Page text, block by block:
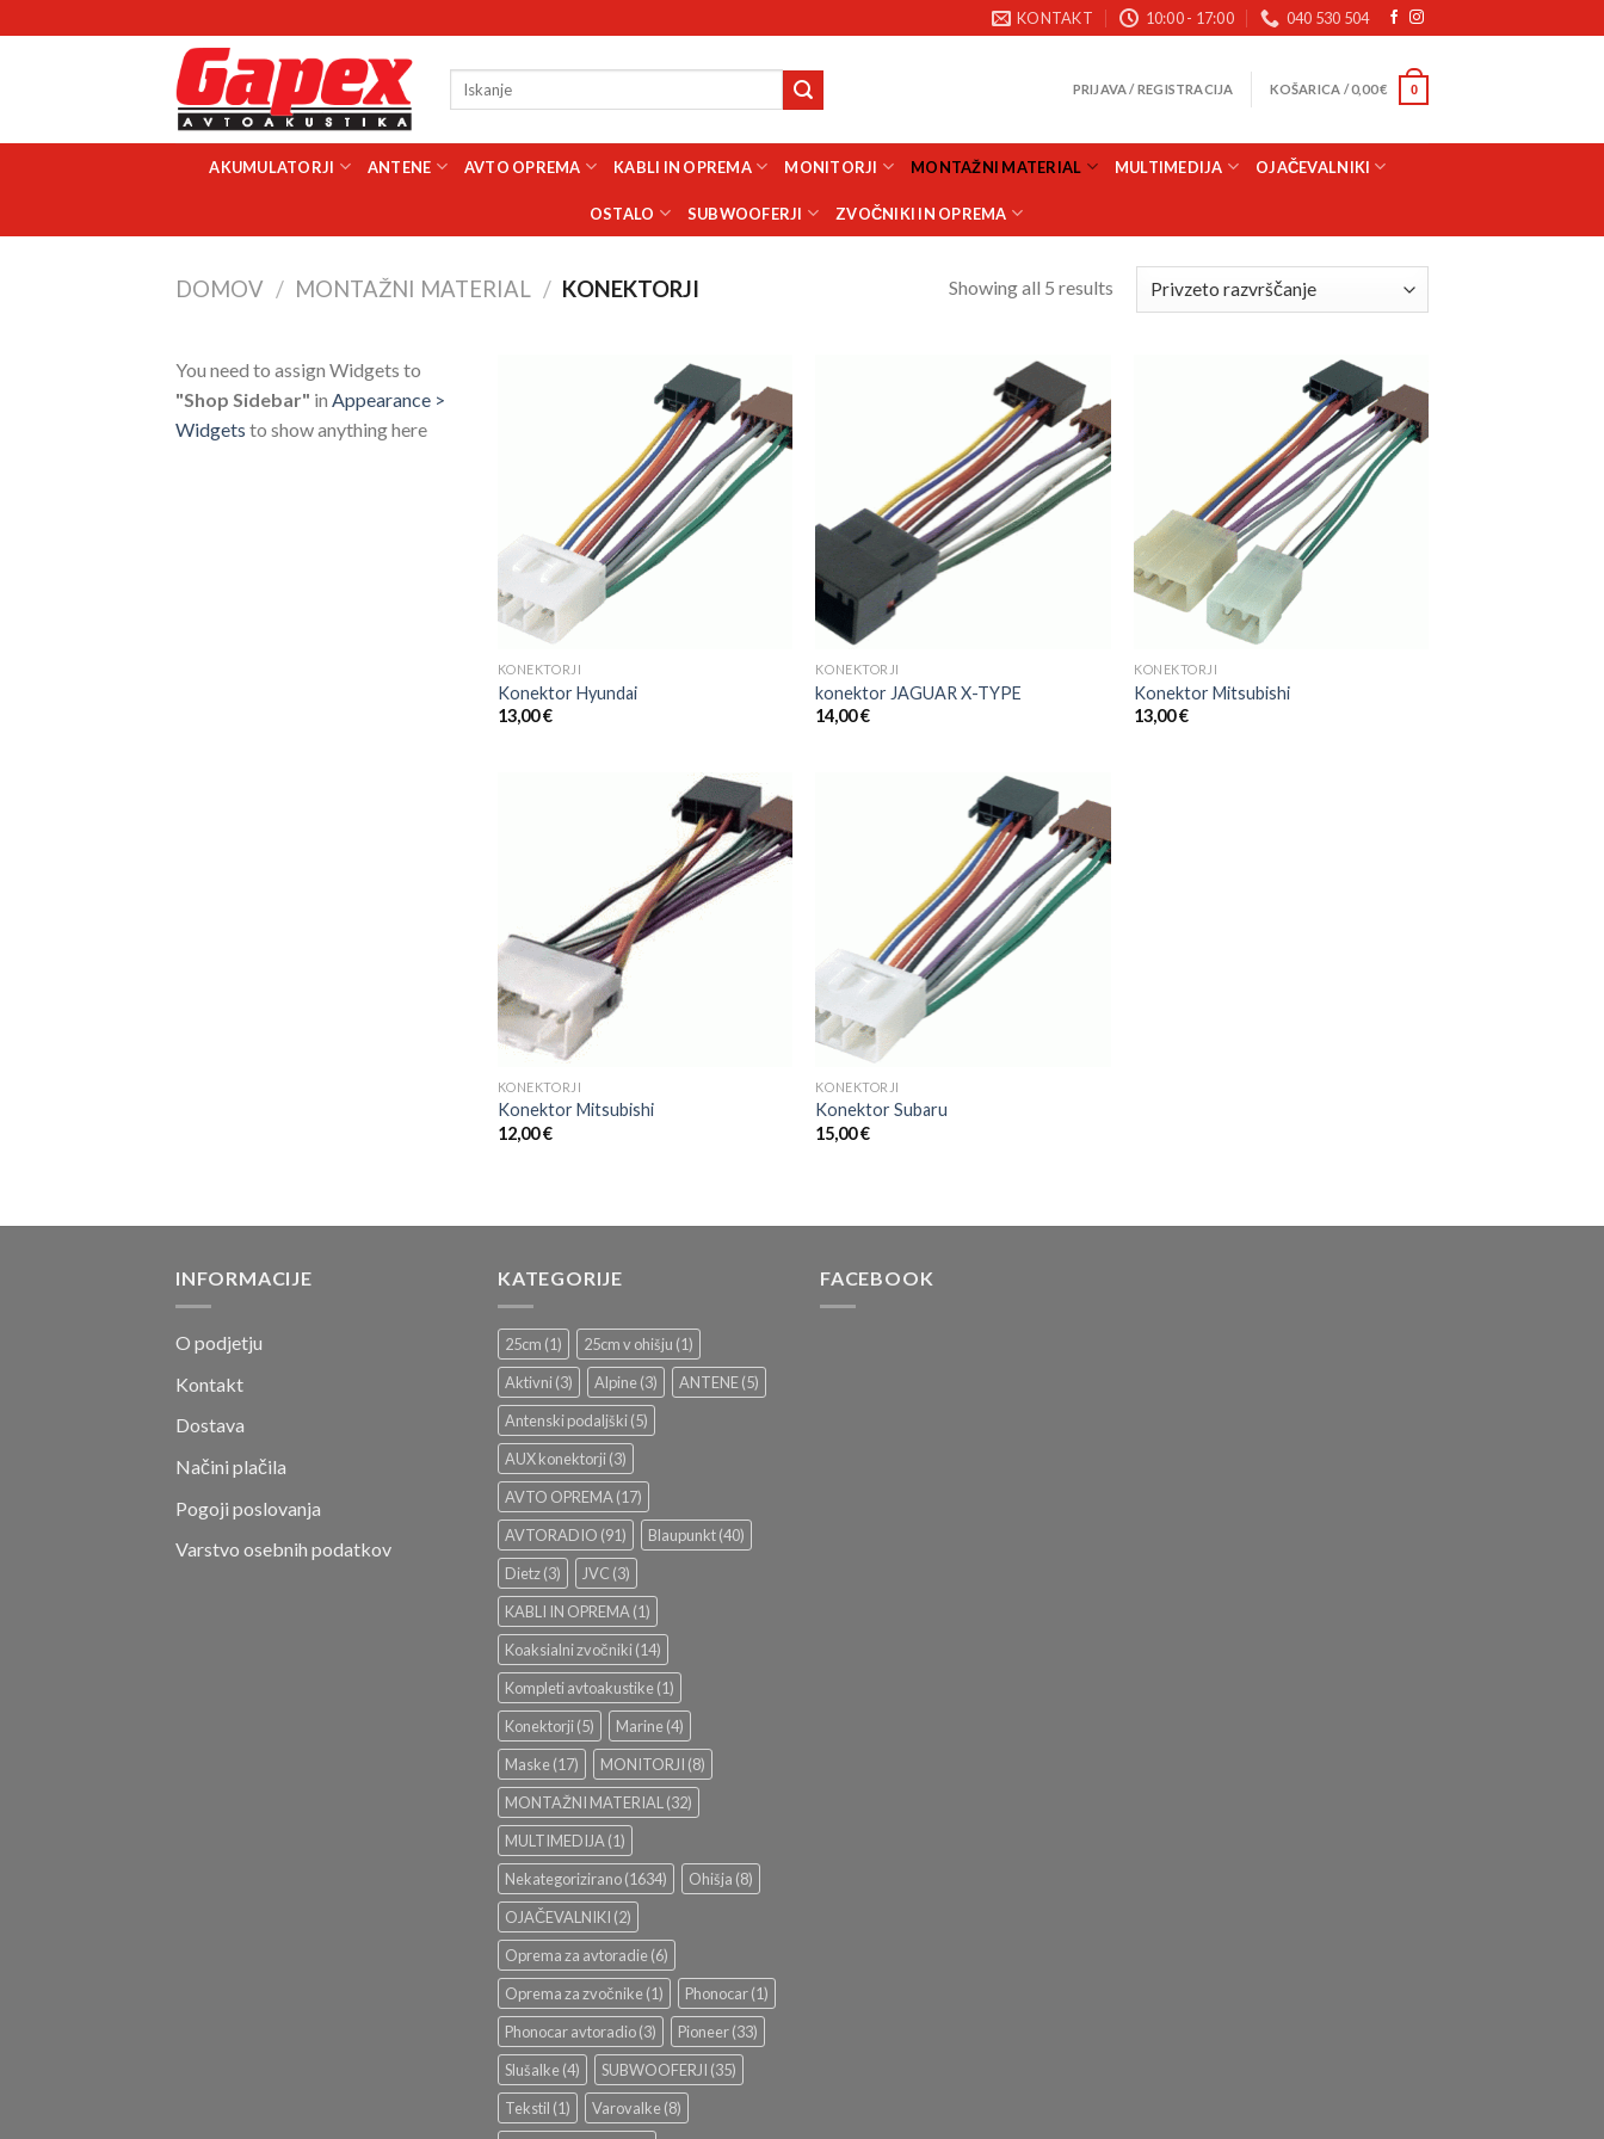
na
KONTAKT 10:00 - 17:00 040 530 504
Išči:
PRIJAVA / REGISTRACIJA KOŠARICA /0,00€ 0
AKUMULATORJI ANTENE AVTO OPREMA KABLI IN OPREMA MONITORJI MONTAŽNI MATERIAL MULTIMEDIJA OJAČEVALNIKI
OSTALO SUBWOOFERJI ZVOČNIKI IN OPREMA
DOMOV / MONTAŽNI MATERIAL / KONEKTORJI Showing all 5 results
You need to assign Widgets to
"Shop Sidebar" in Appearance >
Widgets to show anything here
KONEKTORJI
Konektor Hyundai
13,00€
KONEKTORJI
konektor JAGUAR X-TYPE
14,00€
KONEKTORJI
Konektor Mitsubishi
13,00€
KONEKTORJI
Konektor Mitsubishi
12,00€
KONEKTORJI
Konektor Subaru
15,00€
INFORMACIJE
O podjetju
Kontakt
Dostava
Načini plačila
Pogoji poslovanja
Varstvo osebnih podatkov
KATEGORIJE
25cm (1) 25cm v ohišju (1)
Aktivni(3) Alpine(3) ANTENE(5)
Antenski podaljški(5)
AUX konektorji(3)
AVTO OPREMA (17)
AVTORADIO (91) Blaupunkt(40)
Dietz(3) JVC (3)
KABLI IN OPREMA (1)
Koaksialni zvočniki(14)
Kompleti avtoakustike(1)
Konektorji(5) Marine(4)
Maske(17) MONITORJI (8)
MONTAŽNI MATERIAL (32)
MULTIMEDIJA (1)
Nekategorizirano(1634) Ohišja (8)
OJAČEVALNIKI (2)
Oprema za avtoradie(6)
Oprema za zvočnike(1) Phonocar(1)
Phonocar avtoradio(3) Pioneer(33)
Slušalke(4) SUBWOOFERJI (35)
Tekstil (1) Varovalke(8)
FACEBOOK